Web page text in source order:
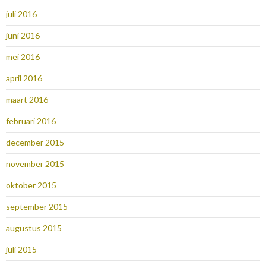
juli 2016
juni 2016
mei 2016
april 2016
maart 2016
februari 2016
december 2015
november 2015
oktober 2015
september 2015
augustus 2015
juli 2015